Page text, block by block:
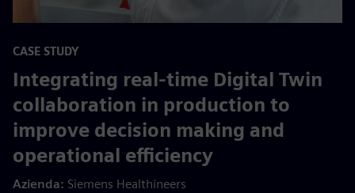
CASE STUDY
Integrating real-time Digital Twin
collaboration in production to
improve decision making and
operational efficiency
Azienda: Siemens Healthineers